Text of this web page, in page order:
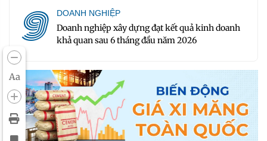
Aa
9 DOANH NGHIỆP
Doanh nghiệp xây dựng đạt kết quả kinh doanh
khả quan sau 6 tháng đầu năm 2026